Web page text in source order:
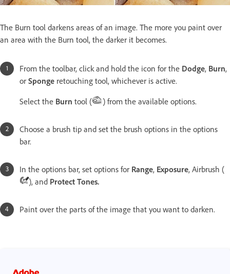
The Burn tool darkens areas of an image. The more you paint over
an area with the Burn tool, the darker it becomes.
From the toolbar, click and hold the icon for the Dodge, Burn,
or Sponge retouching tool, whichever is active.
Select the Burn tool ( ) from the available options.
Choose a brush tip and set the brush options in the options
bar.
In the options bar, set options for Range, Exposure, Airbrush (
), and Protect Tones.
Paint over the parts of the image that you want to darken.